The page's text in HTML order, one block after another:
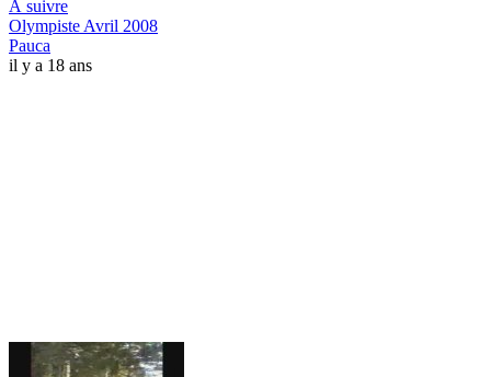
À suivre
Olympiste Avril 2008
Pauca
il y a 18 ans